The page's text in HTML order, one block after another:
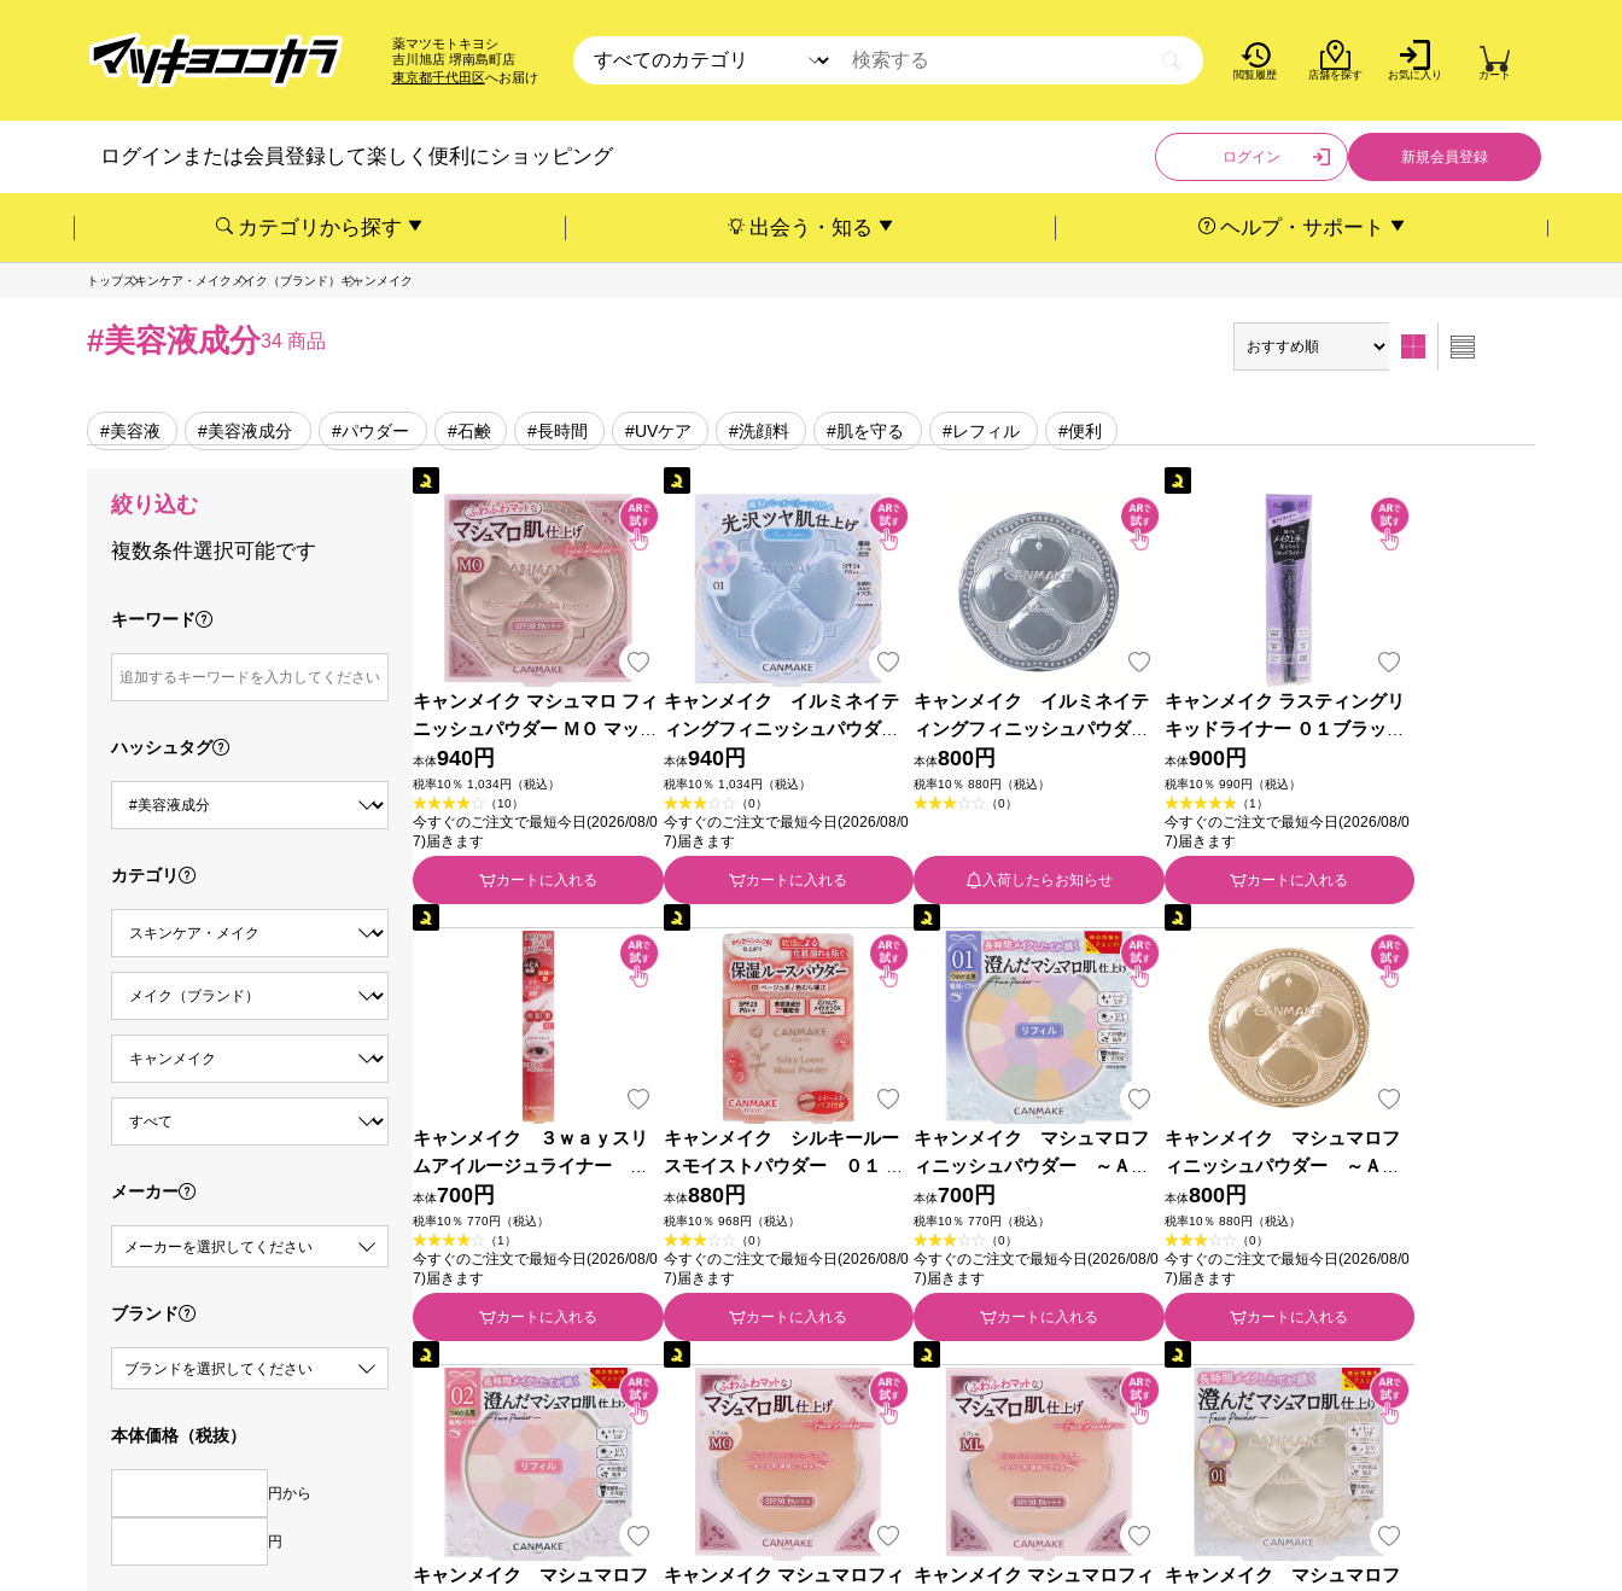
薬マツモトキヨシ
吉川旭店 堺南島町店
東京都千代田区へお届け 閲覧履歴 店舗を探す お気に入り カート
ログインまたは会員登録して楽しく便利にショッピング ログイン 新規会員登録
カテゴリから探す 出会う・知る ヘルプ・サポート
トップスキンケア・メイク メイク（ブランド） キャンメイク
#美容液成分34 商品
#美容液 #美容液成分 #パウダー #石鹸 #長時間 #UVケア #洗顔料 #肌を守る #レフィル #便利
絞り込む
複数条件選択可能です
キーワード
ハッシュタグ
カテゴリ
メーカー
メーカーを選択してください
ブランド
ブランドを選択してください
本体価格（税抜）
円から
円
キャンメイク マシュマロ フィ
ニッシュパウダー ＭＯ マット
オークル ＿ 井田ラボラトリー
ズ
本体940円
税率10％ 1,034円（税込）
（10）
今すぐのご注文で最短今日(2026/08/0
7)届きます
カートに入れる
キャンメイク イルミネイテ
ィングフィニッシュパウダ
ー ～Ａｂｌｏｏｍ～ ０１
＿ 井田ラボラトリーズ
本体940円
税率10％ 1,034円（税込）
（0）
今すぐのご注文で最短今日(2026/08/0
7)届きます
カートに入れる
キャンメイク イルミネイテ
ィングフィニッシュパウダ
ー ～Ａｂｌｏｏｍ～ ０
１ ハイドレンジアガーデ
ン ｍｉｎｉ ＿ 井田ラボラト
本体800円
税率10％ 880円（税込）
（0）
入荷したらお知らせ
キャンメイク ラスティングリ
キッドライナー ０１ブラック
＿ 井田ラボラトリーズ
本体900円
税率10％ 990円（税込）
（1）
今すぐのご注文で最短今日(2026/08/0
7)届きます
カートに入れる
キャンメイク ３ｗａｙスリ
ムアイルージュライナー ０
１ ＿ 井田ラボラトリーズ
本体700円
税率10％ 770円（税込）
（1）
今すぐのご注文で最短今日(2026/08/0
7)届きます
カートに入れる
キャンメイク シルキールー
スモイストパウダー ０１ ＿
井田ラボラトリーズ
本体880円
税率10％ 968円（税込）
（0）
今すぐのご注文で最短今日(2026/08/0
7)届きます
カートに入れる
キャンメイク マシュマロフ
ィニッシュパウダー ～Ａｂ
ｌｏｏｍ～ リフィル０１ ＿
井田ラボラトリーズ
本体700円
税率10％ 770円（税込）
（0）
今すぐのご注文で最短今日(2026/08/0
7)届きます
カートに入れる
キャンメイク マシュマロフ
ィニッシュパウダー ～Ａｂ
ｌｏｏｍ～ ０１ ディアレ
ストブーケ ｍｉｎｉ ＿ 井田
ラボラトリーズ
本体800円
税率10％ 880円（税込）
（0）
今すぐのご注文で最短今日(2026/08/0
7)届きます
カートに入れる
キャンメイク マシュマロフ
キャンメイク マシュマロフィ
キャンメイク マシュマロフィ
キャンメイク マシュマロフ